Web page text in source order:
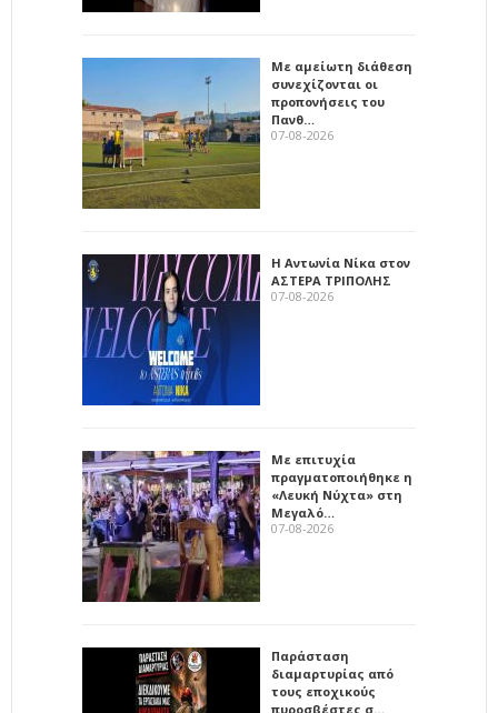
Με αμείωτη διάθεση
συνεχίζονται οι
προπονήσεις του
Πανθ…
07-08-2026
Η Αντωνία Νίκα στον
ΑΣΤΕΡΑ ΤΡΙΠΟΛΗΣ
07-08-2026
Με επιτυχία
πραγματοποιήθηκε η
«Λευκή Νύχτα» στη
Μεγαλό…
07-08-2026
Παράσταση
διαμαρτυρίας από
τους εποχικούς
πυροσβέστες σ…